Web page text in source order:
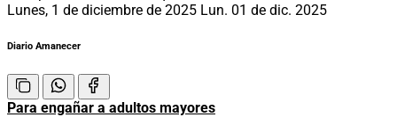
Lunes, 1 de diciembre de 2025 Lun. 01 de dic. 2025
Diario Amanecer
Para engañar a adultos mayores